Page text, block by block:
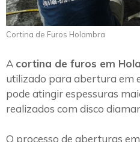
Cortina de Furos Holambra
A cortina de furos em
utilizado para abertura em
pode atingir espessuras
realizados com disco
O processo de aberturas